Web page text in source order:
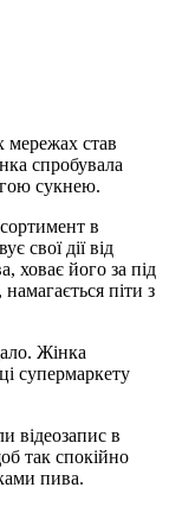
мережах став
спробувала
сукнею.
в
свої дії від
ховає його за під
піти з
Жінка
супермаркету
відеозапис в
так спокійно
пива.